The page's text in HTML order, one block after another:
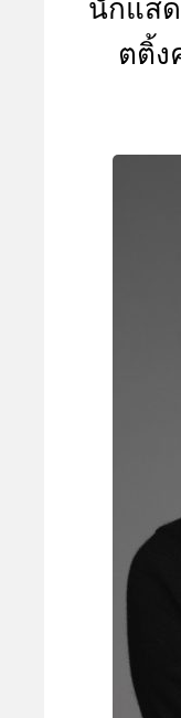
นักแส
ตติ้ง